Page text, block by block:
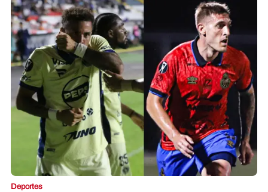
Deportes